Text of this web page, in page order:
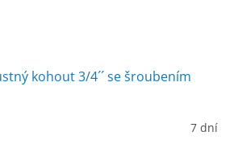
kohout 3/4´´ se šroubením
7 dní